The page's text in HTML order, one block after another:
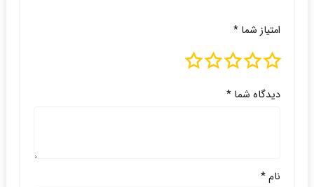
امتیاز شما *
دیدگاه شما *
نام*